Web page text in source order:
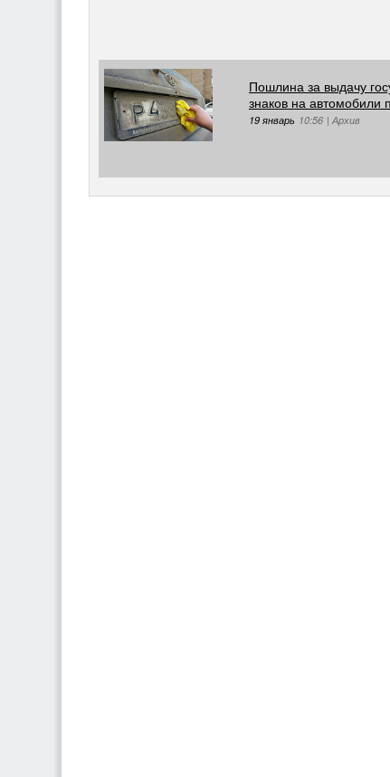
Пошлина за выдачу
знаков на автомобили
19 январь 10:56 |Архив